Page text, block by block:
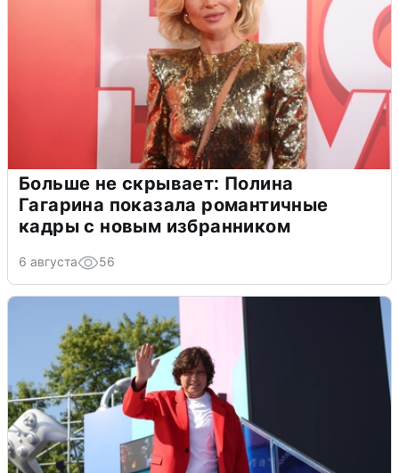
Больше не скрывает: Полина
Гагарина показала романтичные
кадры с новым избранником
6 августа 56